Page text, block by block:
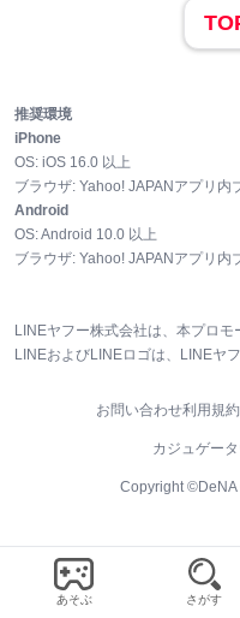
推奨環境
iPhone
OS: iOS 16.0 以上
ブラウザ: Yahoo! JAPANアプリ内
Android
OS:Android 10.0 以上
ブラウザ: Yahoo! JAPANアプリ内
LINEヤフー株式会社は、本プロモ
LINEおよびLINEロゴは、LINEヤ
お問い合わせ利用規約
カジュゲー
Copyright ©DeNA
あそぶ さがす